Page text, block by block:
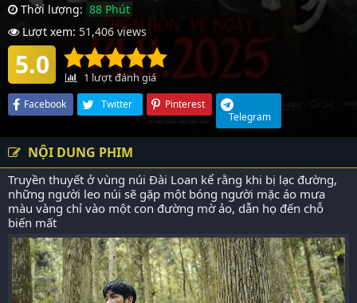
Thời lượng: 88 Phút
Lượt xem: 51,406 views
5.0 1 lượt đánh giá
Facebook Twitter
Pinterest
Telegram
NỘI DUNG PHIM
Truyền thuyết ở vùng núi Đài Loan kể rằng khi bị lạc đường,
những người leo núi sẽ gặp một bóng người mặc áo mưa
màu vàng chỉ vào một con đường mờ ảo, dẫn họ đến chỗ
biến mất